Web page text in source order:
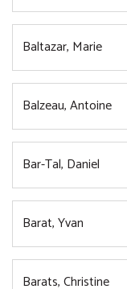
Baltazar, Marie
Balzeau, Antoine
Bar-Tal, Daniel
Barat, Yvan
Barats, Christine